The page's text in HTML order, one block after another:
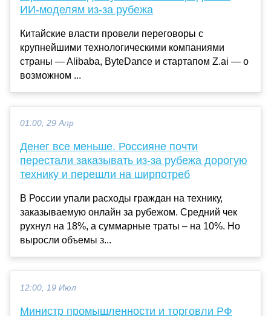
ИИ-моделям из-за рубежа
Китайские власти провели переговоры с
крупнейшими технологическими компаниями
страны — Alibaba, ByteDance и стартапом Z.ai — о
возможном ...
01:00, 29 Апр
Денег все меньше. Россияне почти
перестали заказывать из-за рубежа дорогую
технику и перешли на ширпотреб
В России упали расходы граждан на технику,
заказываемую онлайн за рубежом. Средний чек
рухнул на 18%, а суммарные траты – на 10%. Но
выросли объемы з...
12:00, 19 Июл
Министр промышленности и торговли РФ